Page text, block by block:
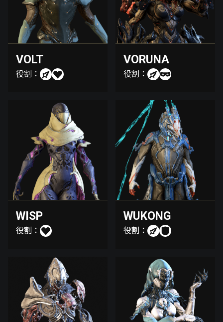
VOLT
役割：
VORUNA
役割：
WISP
役割：
WUKONG
役割：